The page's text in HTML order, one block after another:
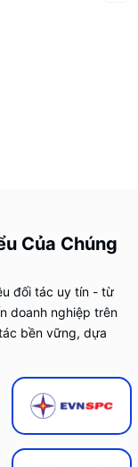
Của Chúng
đối tác uy tín - từ
doanh nghiệp trên
bền vững, dựa